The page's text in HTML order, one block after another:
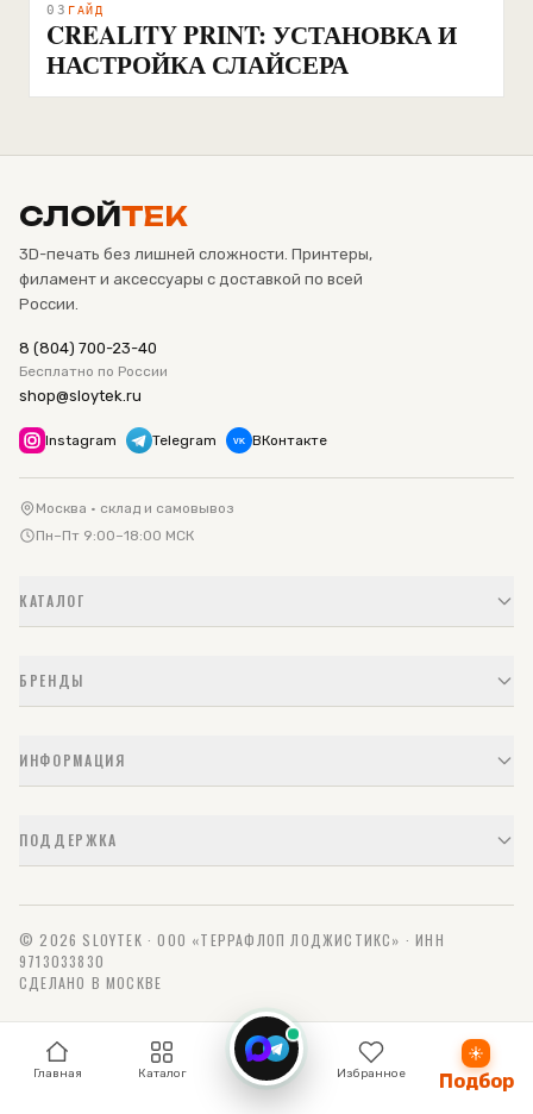
03 ГАЙД
CREALITY PRINT: УСТАНОВКА И
НАСТРОЙКА СЛАЙСЕРА
СЛОЙТЕК
3D-печать без лишней сложности. Принтеры,
филамент и аксессуары с доставкой по всей
России.
8 (804) 700-23-40
Бесплатно по России
shop@sloytek.ru
Instagram Telegram VK ВКонтакте
Москва · склад и самовывоз
Пн–Пт 9:00–18:00 МСК
КАТАЛОГ
БРЕНДЫ
ИНФОРМАЦИЯ
ПОДДЕРЖКА
© 2026 SLOYTEK · ООО «ТЕРРАФЛОП ЛОДЖИСТИКС» · ИНН
9713033830
СДЕЛАНО В МОСКВЕ
Главная Каталог
Связь
Избранное
Подбор